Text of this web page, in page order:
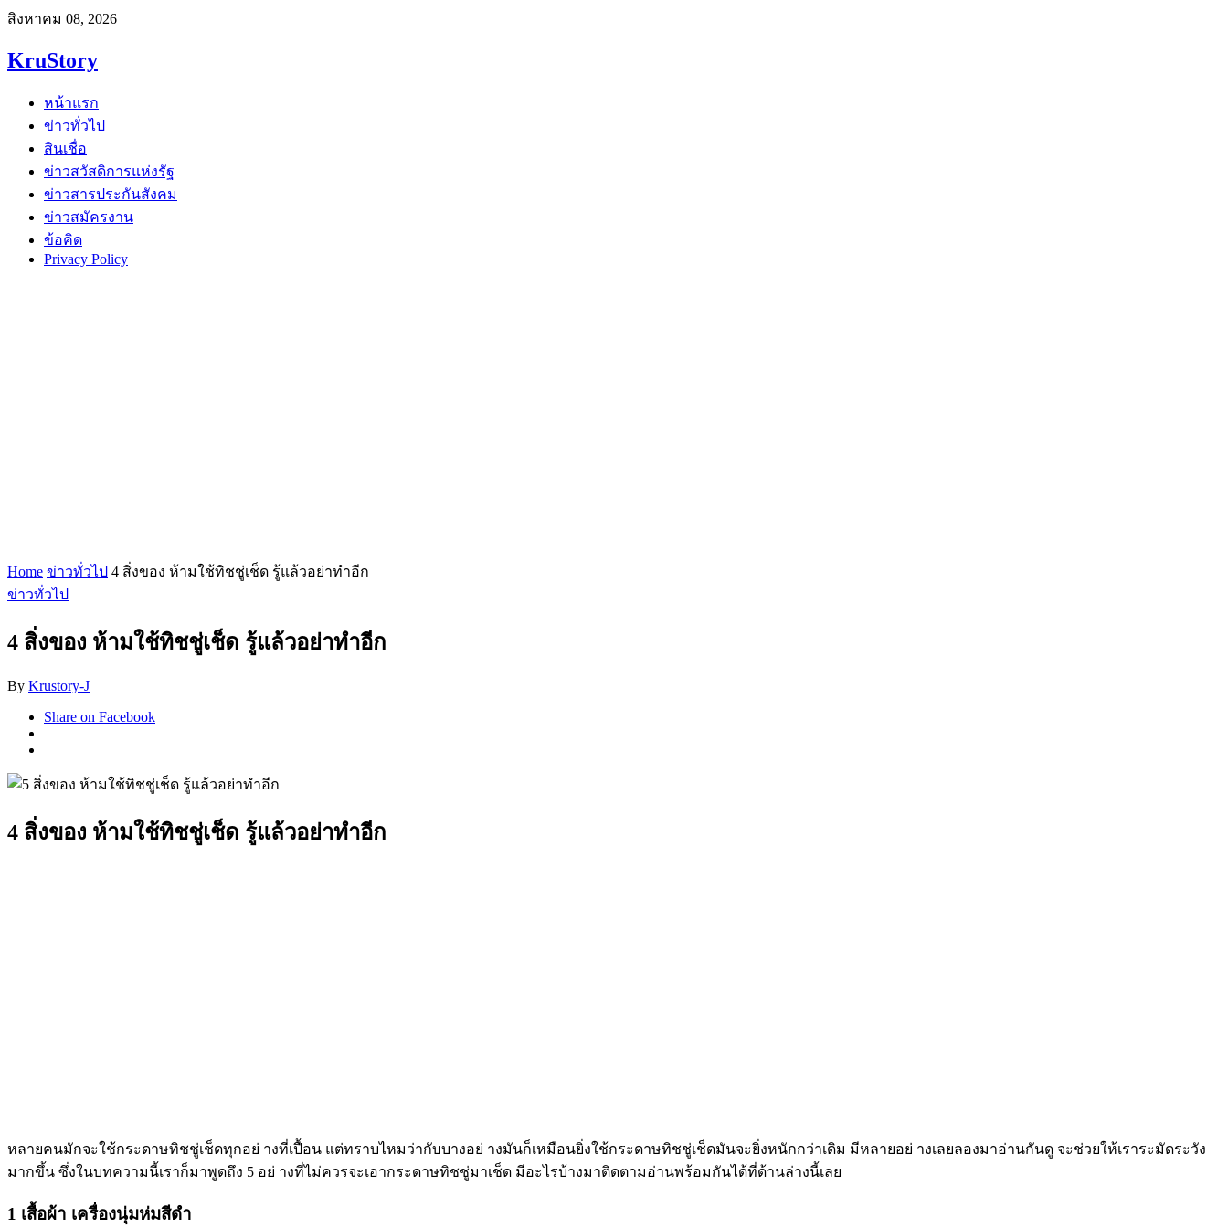
สิงหาคม 08, 2026
KruStory
หน้าแรก
ข่าวทั่วไป
สินเชื่อ
ข่าวสวัสดิการแห่งรัฐ
ข่าวสารประกันสังคม
ข่าวสมัครงาน
ข้อคิด
Privacy Policy
Home ข่าวทั่วไป 4 สิ่งของ ห้ามใช้ทิชชู่เช็ด รู้แล้วอย่าทำอีก
ข่าวทั่วไป
4 สิ่งของ ห้ามใช้ทิชชู่เช็ด รู้แล้วอย่าทำอีก
By Krustory-J
Share on Facebook
4 สิ่งของ ห้ามใช้ทิชชู่เช็ด รู้แล้วอย่าทำอีก
หลายคนมักจะใช้กระดาษทิชชู่เช็ดทุกอย่ างที่เปื้อน แต่ทราบไหมว่ากับบางอย่ างมันก็เหมือนยิ่งใช้กระดาษทิชชู่เช็ดมันจะยิ่งหนักกว่าเดิม มีหลายอย่ างเลยลองมาอ่านกันดู จะช่วยให้เราระมัดระวัง
มากขึ้น ซึ่งในบทความนี้เราก็มาพูดถึง 5 อย่ างที่ไม่ควรจะเอากระดาษทิชชู่มาเช็ด มีอะไรบ้างมาติดตามอ่านพร้อมกันได้ที่ด้านล่างนี้เลย
1 เสื้อผ้า เครื่องนุ่มห่มสีดำ